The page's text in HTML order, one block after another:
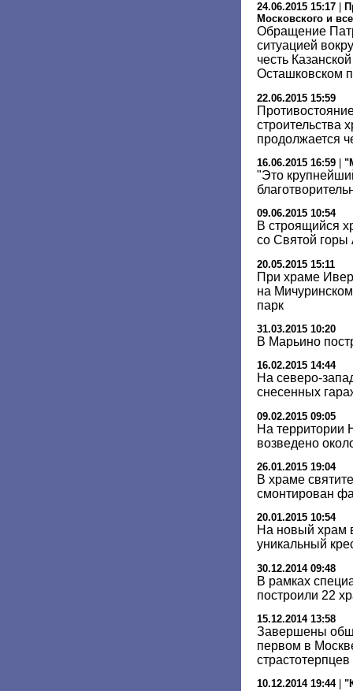
24.06.2015 15:17
Московского и
Обращение
ситуацией
честь
Осташковском
22.06.2015 15:59
строительства
продолжается
16.06.2015 16:59
"Это
09.06.2015 10:54
В строящийся
со Святой
20.05.2015 15:11
При храме
на
парк
31.03.2015 10:20
В Марьино
16.02.2015 14:44
На северо-
снесенных
09.02.2015 09:05
На территории
возведено
26.01.2015 19:04
В храме
смонтирован
20.01.2015 10:54
На новый храм
уникальный
30.12.2014 09:48
В рамках
построили 22
15.12.2014 13:58
Завершены
первом в
страстотерпцев
10.12.2014 19:44|